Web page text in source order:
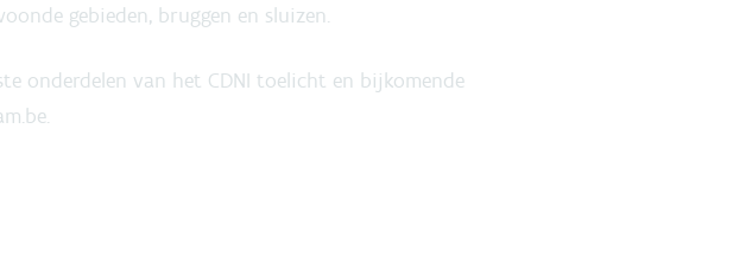
gebieden, bruggen en sluizen.
onderdelen van het CDNI toelicht en bijkomende